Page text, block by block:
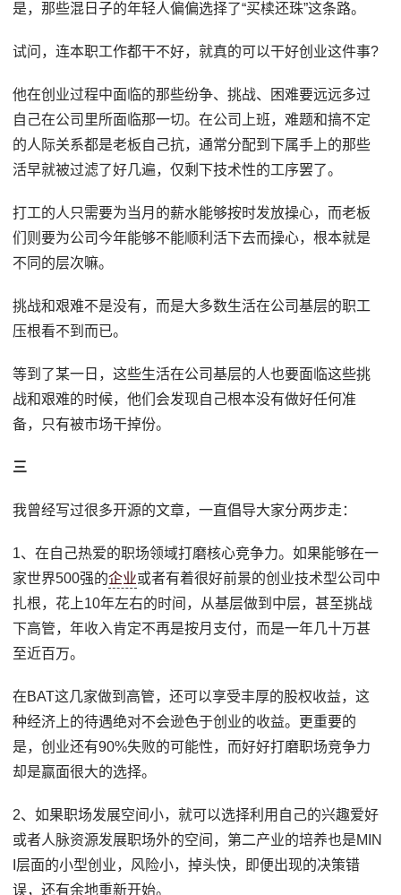
是，那些混日子的年轻人偏偏选择了“买椟还珠”这条路。
试问，连本职工作都干不好，就真的可以干好创业这件事?
他在创业过程中面临的那些纷争、挑战、困难要远远多过
自己在公司里所面临那一切。在公司上班，难题和搞不定
的人际关系都是老板自己抗，通常分配到下属手上的那些
活早就被过滤了好几遍，仅剩下技术性的工序罢了。
打工的人只需要为当月的薪水能够按时发放操心，而老板
们则要为公司今年能够不能顺利活下去而操心，根本就是
不同的层次嘛。
挑战和艰难不是没有，而是大多数生活在公司基层的职工
压根看不到而已。
等到了某一日，这些生活在公司基层的人也要面临这些挑
战和艰难的时候，他们会发现自己根本没有做好任何准
备，只有被市场干掉份。
三
我曾经写过很多开源的文章，一直倡导大家分两步走：
1、在自己热爱的职场领域打磨核心竞争力。如果能够在一
家世界500强的企业或者有着很好前景的创业技术型公司中
扎根，花上10年左右的时间，从基层做到中层，甚至挑战
下高管，年收入肯定不再是按月支付，而是一年几十万甚
至近百万。
在BAT这几家做到高管，还可以享受丰厚的股权收益，这
种经济上的待遇绝对不会逊色于创业的收益。更重要的
是，创业还有90%失败的可能性，而好好打磨职场竞争力
却是赢面很大的选择。
2、如果职场发展空间小，就可以选择利用自己的兴趣爱好
或者人脉资源发展职场外的空间，第二产业的培养也是MIN
I层面的小型创业，风险小，掉头快，即便出现的决策错
误，还有余地重新开始。